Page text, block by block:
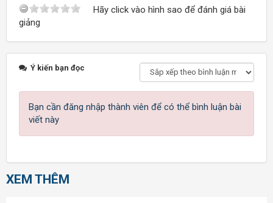
Hãy click vào hình sao để đánh giá bài
giảng
Ý kiến bạn đọc
Bạn cần đăng nhập thành viên để có thể bình luận bài
viết này
XEM THÊM